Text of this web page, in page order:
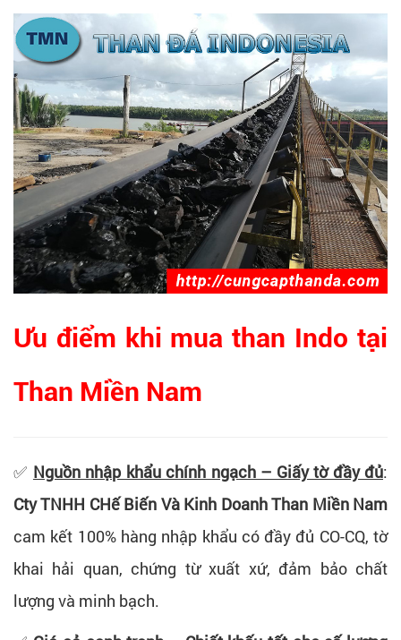
Ưu điểm khi mua than Indo tại
Than Miền Nam
✅ Nguồn nhập khẩu chính ngạch – Giấy tờ đầy đủ:
Cty TNHH CHế Biến Và Kinh Doanh Than Miền Nam
cam kết 100% hàng nhập khẩu có đầy đủ CO-CQ, tờ
khai hải quan, chứng từ xuất xứ, đảm bảo chất
lượng và minh bạch.